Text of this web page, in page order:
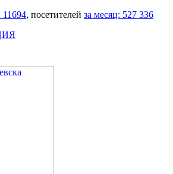
11694, посетителей за месяц: 527 336